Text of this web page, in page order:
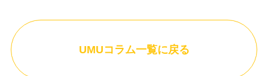
UMUコラム一覧に戻る